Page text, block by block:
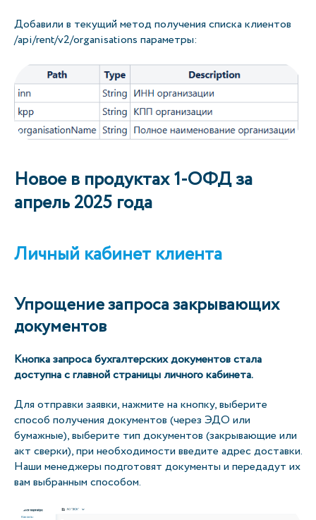
Добавили в текущий метод получения списка клиентов
/api/rent/v2/organisations параметры:
Новое в продуктах 1-ОФД за
апрель 2025 года
Личный кабинет клиента
Упрощение запроса закрывающих
документов
Кнопка запроса бухгалтерских документов стала
доступна с главной страницы личного кабинета.
Для отправки заявки, нажмите на кнопку, выберите
способ получения документов (через ЭДО или
бумажные), выберите тип документов (закрывающие или
акт сверки), при необходимости введите адрес доставки.
Наши менеджеры подготовят документы и передадут их
вам выбранным способом.